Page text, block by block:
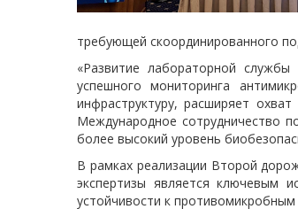
требующей скоординированного
«Развитие лабораторной
успешного мониторинга
инфраструктуру, расширяет
Международное сотрудничество
более высокий уровень
В рамках реализации Второй
экспертизы является ключевым
устойчивости к